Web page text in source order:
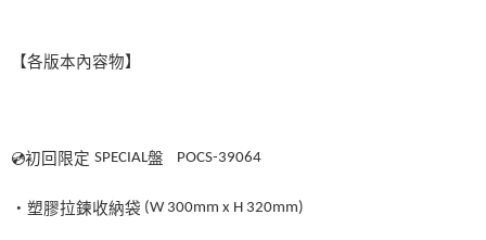
【各版本內容物】
💿初回限定 SPECIAL盤 POCS-39064
・塑膠拉鍊收納袋 (W 300mm x H 320mm)